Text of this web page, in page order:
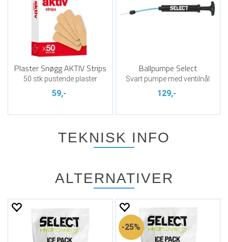
Plaster Snøgg AKTIV Strips
50 stk pustende plaster
59,-
Ballpumpe Select
Svart pumpe med ventilnål
129,-
TEKNISK INFO
ALTERNATIVER
25%